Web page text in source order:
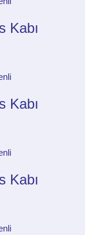
Kabı
Kabı
Kabı